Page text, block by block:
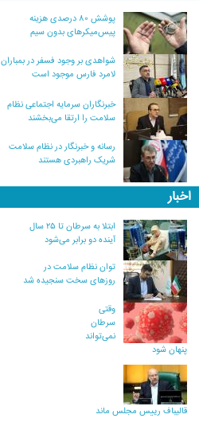
پوشش ۸۰ درصدی هزینه
پیس‌میکرهای بدون سیم
شواهدی بر وجود فسفر در بمباران
لامرد فارس موجود است
خبرنگاران سرمایه اجتماعی نظام
سلامت را ارتقا می‌بخشند
رسانه و خبرنگار در نظام سلامت
شریک راهبردی هستند
اخبار
ابتلا به سرطان تا ۲۵ سال
آینده دو برابر می‌شود
توان نظام سلامت در
روزهای سخت سنجیده شد
وقتی
سرطان
نمی‌تواند
پنهان شود
قالیباف رییس مجلس ماند